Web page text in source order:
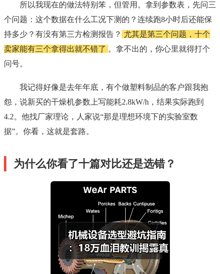
所以我现在的做法特别笨，但管用。拿到参数表，先问三
个问题：这个数据在什么工况下测的？连续跑8小时后还能保
持多少？有没有第三方检测报告？ 尤其是第三个问题，十个
卖家能有三个拿得出就不错了 。拿不出的，你心里就得打个
问号。
我记得好像是去年年底，有个做塑料制品的客户跟我抱
怨，说新买的干燥机参数上写能耗2.8kW/h，结果实际跑到
4.2。他找厂家理论，人家说“那是理想环境下的实验室数
据”。你看，这就是套路。
为什么你看了十篇对比还是选错？